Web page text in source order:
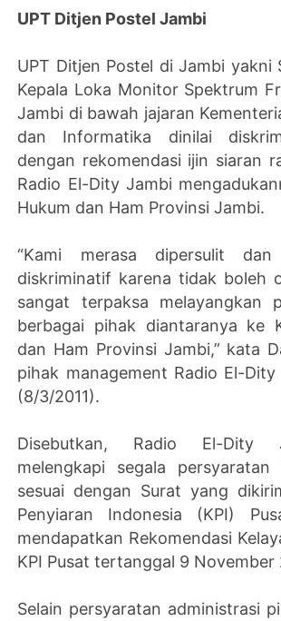
UPT Ditjen Postel Jambi
UPT Ditjen Postel di Jambi yakni
Kepala Loka Monitor Spektrum
Jambi di bawah jajaran
dan Informatika dinilai
dengan rekomendasi ijin siaran
Radio El-Dity Jambi
Hukum dan Ham Provinsi Jambi.
“Kami merasa dipersulit dan
diskriminatif karena tidak boleh
sangat terpaksa melayangkan
berbagai pihak diantaranya ke
dan Ham Provinsi Jambi,” kata
pihak management Radio El-Dity
(8/3/2011).
Disebutkan, Radio El-Dity
melengkapi segala
sesuai dengan Surat yang
Penyiaran Indonesia (KPI)
mendapatkan Rekomendasi
KPI Pusat tertanggal 9 November
Selain persyaratan administrasi